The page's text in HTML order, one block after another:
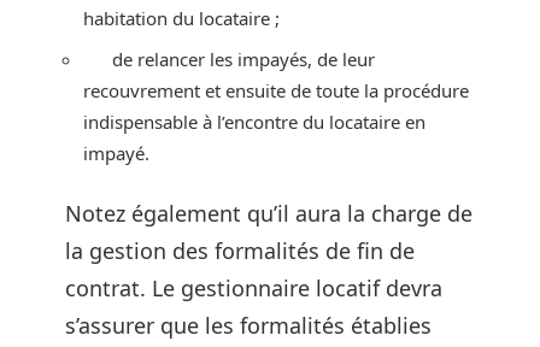
habitation du locataire ;
de relancer les impayés, de leur
recouvrement et ensuite de toute la procédure
indispensable à l’encontre du locataire en
impayé.
Notez également qu’il aura la charge de
la gestion des formalités de fin de
contrat. Le gestionnaire locatif devra
s’assurer que les formalités établies